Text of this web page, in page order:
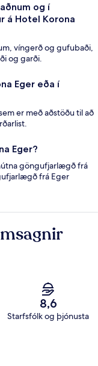
og í
á Hotel Korona
víngerð og gufubaði,
og garði.
Eger eða í
er með aðstöðu til að
Eger?
göngufjarlægð frá
frá Eger
8,6
Starfsfólk og þjónusta